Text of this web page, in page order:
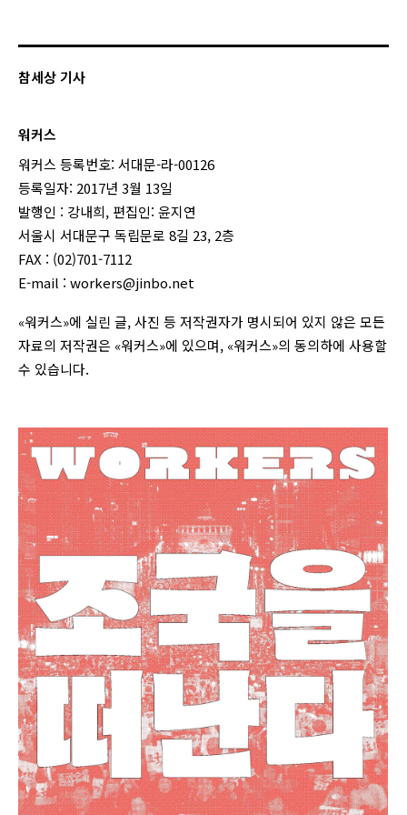
참세상 기사
워커스
워커스 등록번호: 서대문-라-00126
등록일자: 2017년 3월 13일
발행인 : 강내희, 편집인: 윤지연
서울시 서대문구 독립문로 8길 23, 2층
FAX : (02)701-7112
E-mail : workers@jinbo.net
«워커스»에 실린 글, 사진 등 저작권자가 명시되어 있지 않은 모든
자료의 저작권은 «워커스»에 있으며, «워커스»의 동의하에 사용할
수 있습니다.